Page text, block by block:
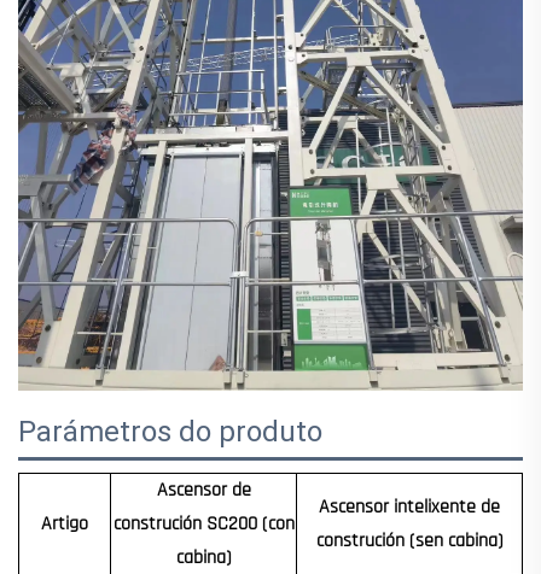
Parámetros do produto
Artigo
Ascensor de
construción SC200 (con
cabina)
Ascensor intelixente de
construción (sen cabina)